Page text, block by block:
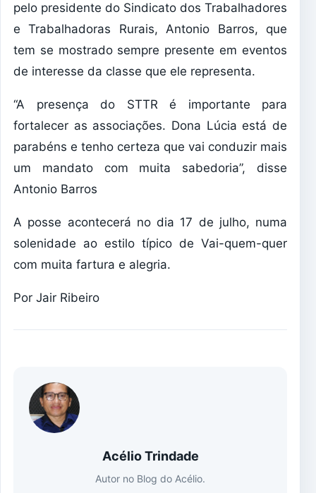
pelo presidente do Sindicato dos Trabalhadores
e Trabalhadoras Rurais, Antonio Barros, que
tem se mostrado sempre presente em eventos
de interesse da classe que ele representa.
“A presença do STTR é importante para
fortalecer as associações. Dona Lúcia está de
parabéns e tenho certeza que vai conduzir mais
um mandato com muita sabedoria”, disse
Antonio Barros
A posse acontecerá no dia 17 de julho, numa
solenidade ao estilo típico de Vai-quem-quer
com muita fartura e alegria.
Por Jair Ribeiro
Acélio Trindade
Autor no Blog do Acélio.